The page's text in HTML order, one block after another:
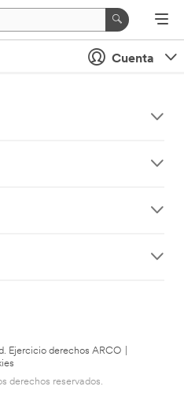
Cuenta
Ejercicio derechos ARCO
derechos reservados.